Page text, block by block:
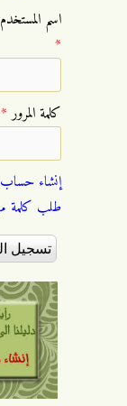
*
‏كلمة المرور ‏*
إنشاء
طلب كلمة